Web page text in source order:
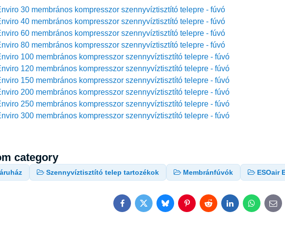
30 membrános kompresszor szennyvíztisztító telepre - fúvó
40 membrános kompresszor szennyvíztisztító telepre - fúvó
60 membrános kompresszor szennyvíztisztító telepre - fúvó
80 membrános kompresszor szennyvíztisztító telepre - fúvó
100 membrános kompresszor szennyvíztisztító telepre - fúvó
120 membrános kompresszor szennyvíztisztító telepre - fúvó
150 membrános kompresszor szennyvíztisztító telepre - fúvó
200 membrános kompresszor szennyvíztisztító telepre - fúvó
250 membrános kompresszor szennyvíztisztító telepre - fúvó
300 membrános kompresszor szennyvíztisztító telepre - fúvó
category
Szennyvíztisztító telep tartozékok Membránfúvók ESOair
FacebookTwitterBlueskyPinterestRedditLinkedInWhatsApp
E-
mail